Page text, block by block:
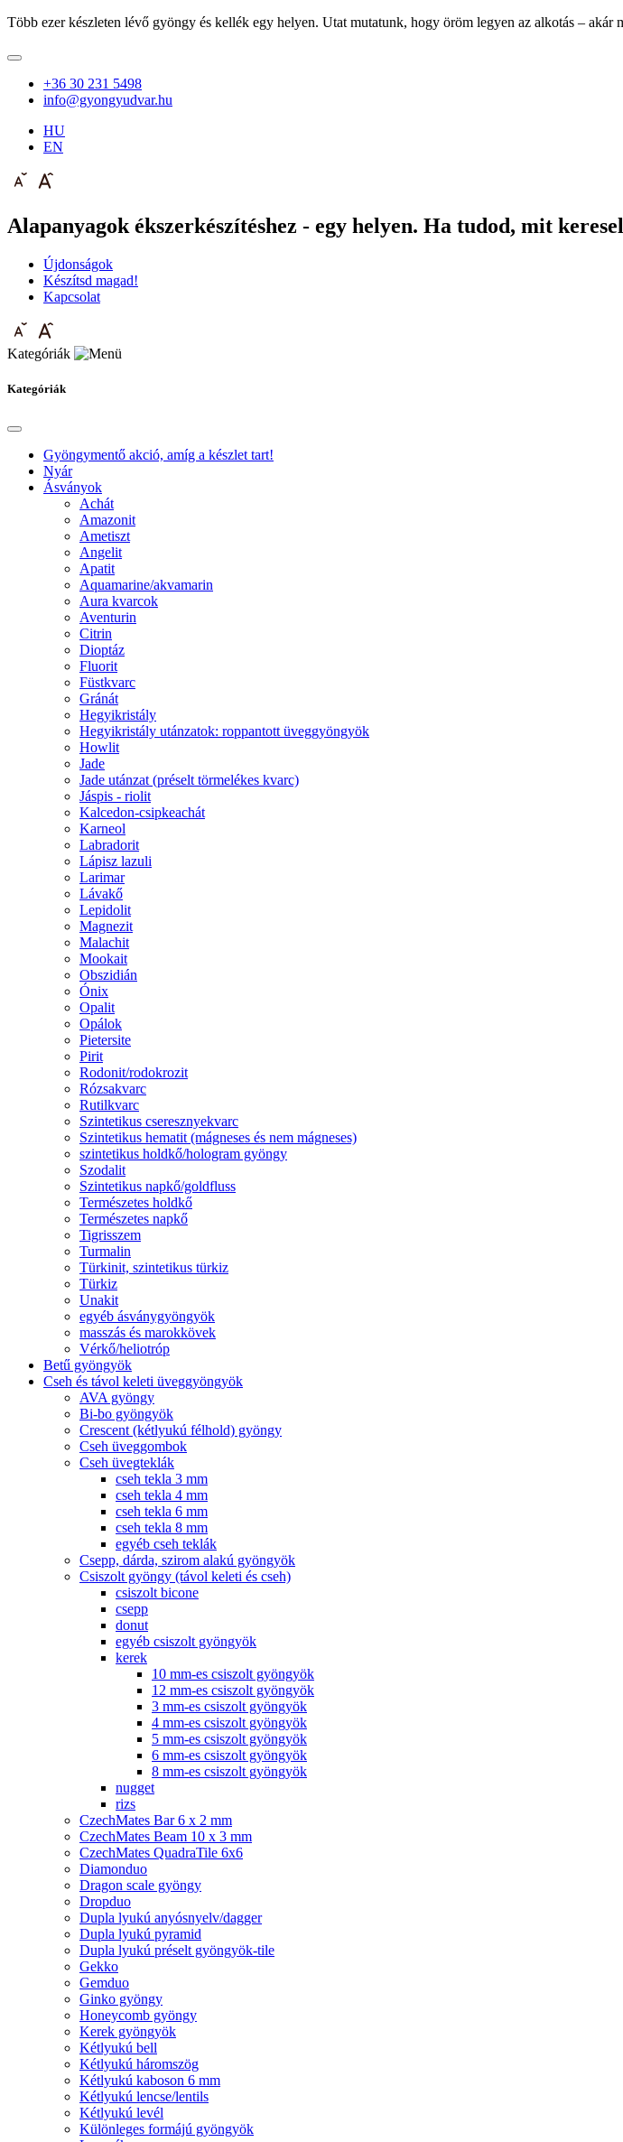
Több ezer készleten lévő gyöngy és kellék egy helyen. Utat mutatunk, hogy öröm legyen az alkotás – akár
+36 30 231 5498
info@gyongyudvar.hu
HU
EN
Alapanyagok ékszerkészítéshez - egy helyen. Ha tudod, mit
Újdonságok
Készítsd magad!
Kapcsolat
Kategóriák
Kategóriák
Gyöngymentő akció, amíg a készlet tart!
Nyár
Ásványok
Achát
Amazonit
Ametiszt
Angelit
Apatit
Aquamarine/akvamarin
Aura kvarcok
Aventurin
Citrin
Dioptáz
Fluorit
Füstkvarc
Gránát
Hegyikristály
Hegyikristály utánzatok: roppantott üveggyöngyök
Howlit
Jade
Jade utánzat (préselt törmelékes kvarc)
Jáspis - riolit
Kalcedon-csipkeachát
Karneol
Labradorit
Lápisz lazuli
Larimar
Lávakő
Lepidolit
Magnezit
Malachit
Mookait
Obszidián
Ónix
Opalit
Opálok
Pietersite
Pirit
Rodonit/rodokrozit
Rózsakvarc
Rutilkvarc
Szintetikus cseresznyekvarc
Szintetikus hematit (mágneses és nem mágneses)
szintetikus holdkő/hologram gyöngy
Szodalit
Szintetikus napkő/goldfluss
Természetes holdkő
Természetes napkő
Tigrisszem
Turmalin
Türkinit, szintetikus türkiz
Türkiz
Unakit
egyéb ásványgyöngyök
masszás és marokkövek
Vérkő/heliotróp
Betű gyöngyök
Cseh és távol keleti üveggyöngyök
AVA gyöngy
Bi-bo gyöngyök
Crescent (kétlyukú félhold) gyöngy
Cseh üveggombok
Cseh üvegteklák
cseh tekla 3 mm
cseh tekla 4 mm
cseh tekla 6 mm
cseh tekla 8 mm
egyéb cseh teklák
Csepp, dárda, szirom alakú gyöngyök
Csiszolt gyöngy (távol keleti és cseh)
csiszolt bicone
csepp
donut
egyéb csiszolt gyöngyök
kerek
10 mm-es csiszolt gyöngyök
12 mm-es csiszolt gyöngyök
3 mm-es csiszolt gyöngyök
4 mm-es csiszolt gyöngyök
5 mm-es csiszolt gyöngyök
6 mm-es csiszolt gyöngyök
8 mm-es csiszolt gyöngyök
nugget
rizs
CzechMates Bar 6 x 2 mm
CzechMates Beam 10 x 3 mm
CzechMates QuadraTile 6x6
Diamonduo
Dragon scale gyöngy
Dropduo
Dupla lyukú anyósnyelv/dagger
Dupla lyukú pyramid
Dupla lyukú préselt gyöngyök-tile
Gekko
Gemduo
Ginko gyöngy
Honeycomb gyöngy
Kerek gyöngyök
Kétlyukú bell
Kétlyukú háromszög
Kétlyukú kaboson 6 mm
Kétlyukú lencse/lentils
Kétlyukú levél
Különleges formájú gyöngyök